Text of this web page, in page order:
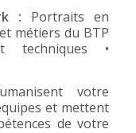
: Portraits en
métiers du BTP
techniques •
votre
et mettent
de votre